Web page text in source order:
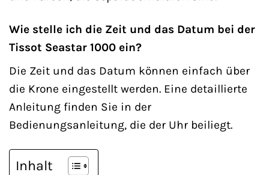
Wie stelle ich die Zeit und das Datum bei der
Tissot Seastar 1000 ein?
Die Zeit und das Datum können einfach über
die Krone eingestellt werden. Eine detaillierte
Anleitung finden Sie in der
Bedienungsanleitung, die der Uhr beiliegt.
Inhalt